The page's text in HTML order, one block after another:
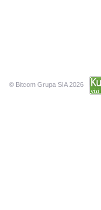
© Bitcom Grupa SIA 2026